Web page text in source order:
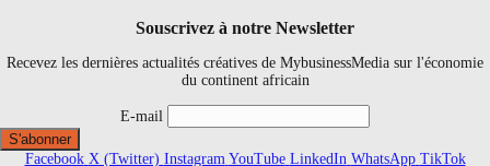
Souscrivez à notre Newsletter
Recevez les dernières actualités créatives de MybusinessMedia sur l'économie
du continent africain
E-mail
Facebook X (Twitter) Instagram YouTube LinkedIn WhatsApp TikTok